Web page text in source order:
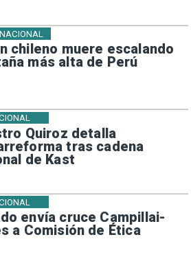
chileno muere escalando
más alta de Perú
Quiroz detalla
tras cadena
de Kast
envía cruce Campillai-
a Comisión de Ética